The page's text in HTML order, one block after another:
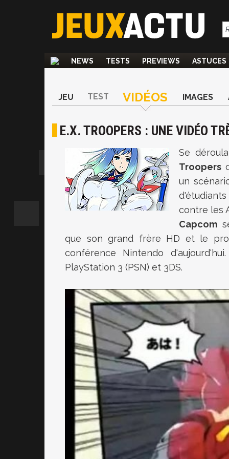
NEWS TESTS PREVIEWS ASTUCES
JEU TEST VIDÉOS IMAGES
E.X. TROOPERS : UNE VIDÉO
Se
Troopers
un
contre les
Capcom
que son grand frère HD et le
conférence Nintendo
PlayStation 3 (PSN) et 3DS.